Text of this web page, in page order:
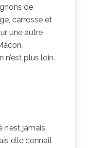
de
carrosse et
une autre
n’est plus loin.
jamais
elle connaît